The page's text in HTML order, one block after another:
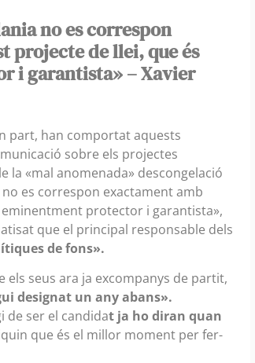
no es correspon
projecte de llei, que és
i garantista» – Xavier
part, han comportat aquests
sobre els projectes
la «mal anomenada» descongelació
es correspon exactament amb
eminentment protector i garantista»,
que el principal responsable dels
de fons».
els seus ara ja excompanys de partit,
designat un any abans».
de ser el candidat ja ho diran quan
que és el millor moment per fer-